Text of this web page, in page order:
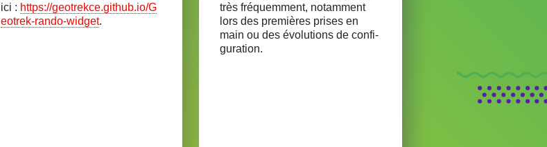
ici : https://geotrekce.github.io/G
eotrek-rando-widget.
très fréquem­ment, notam­ment
lors des premières prises en
main ou des évolu­tions de confi­
gu­ra­tion.